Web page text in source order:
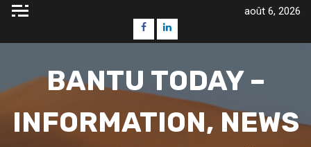
Skip
août 6, 2026
FacebookLinkedin
BANTU TODAY –
INFORMATION, NEWS